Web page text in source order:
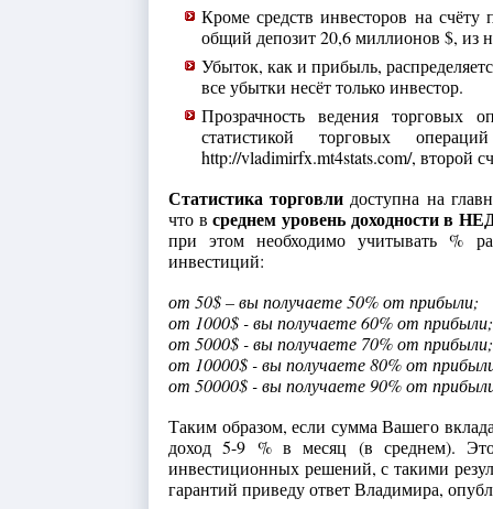
Кроме средств инвесторов на счёту
общий депозит 20,6 миллионов $, из
Убыток, как и прибыль,
все убытки несёт только инвестор.
Прозрачность ведения торговых
статистикой торговых
http://vladimirfx.mt4stats.com/, второй
Статистика торговли доступна на
что всреднем уровень доходности в
при этом необходимо учитывать %
инвестиций:
от 50$ – вы получаете 50% от прибыли;
от 1000$ - вы получаете 60% от прибыли;
от 5000$ - вы получаете 70% от прибыли;
от 10000$ - вы получаете 80% от
от 50000$ - вы получаете 90% от
Таким образом, если сумма Вашего
доход 5-9 % в месяц (в среднем).
инвестиционных решений, с такими
гарантий приведу ответ Владимира,